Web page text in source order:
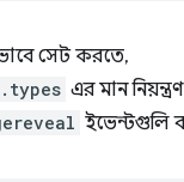
সেট করতে,
এর মান
ইভেন্টগুলি